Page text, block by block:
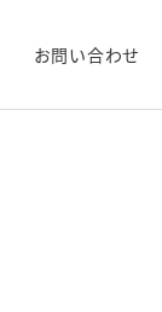
お問い合わせ